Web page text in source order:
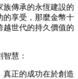
族傳承的永恆建設的
的享受，那麼金幣十
越世代的持久價值的
慧：
真正的成功在於創造